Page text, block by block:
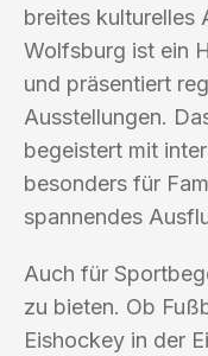
breites kulturelles
Wolfsburg ist ein
und präsentiert
Ausstellungen.
begeistert mit
besonders für
spannendes
Auch für
zu bieten. Ob
Eishockey in der